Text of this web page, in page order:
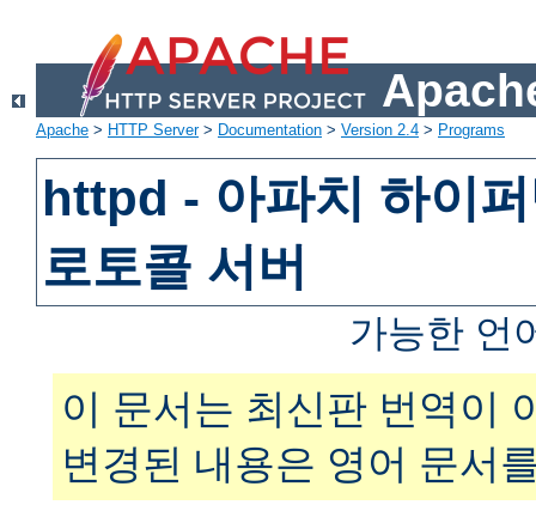
Apache > HTTP Server> Documentation > Version 2.4 > Programs
httpd - 아파치 하이
로토콜 서버
가능한 언
이 문서는 최신판 번역이
변경된 내용은 영어 문서